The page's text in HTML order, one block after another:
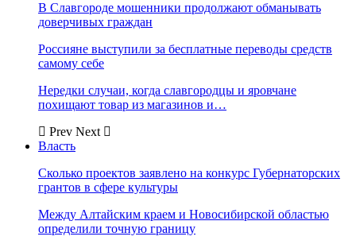
В Славгороде мошенники продолжают обманывать
доверчивых граждан
Россияне выступили за бесплатные переводы средств
самому себе
Нередки случаи, когда славгородцы и яровчане
похищают товар из магазинов и…
Prev Next
Власть
Сколько проектов заявлено на конкурс Губернаторских
грантов в сфере культуры
Между Алтайским краем и Новосибирской областью
определили точную границу